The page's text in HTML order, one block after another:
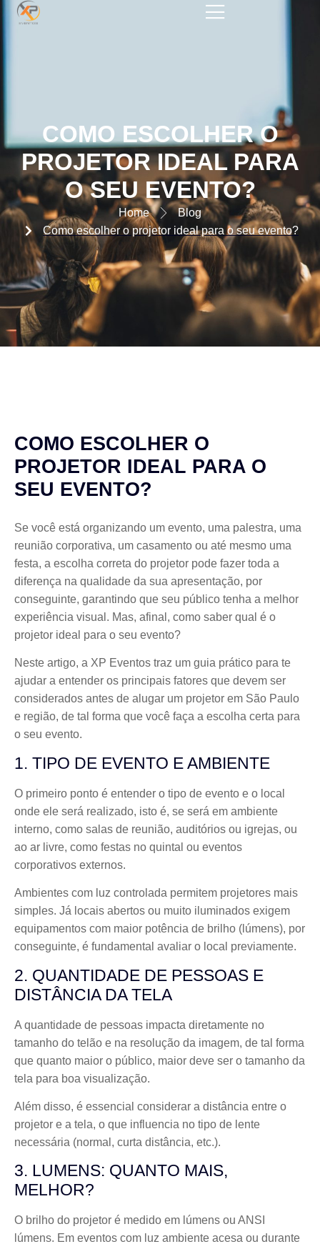
COMO ESCOLHER O
PROJETOR IDEAL PARA
O SEU EVENTO?​
Home
Blog
Como escolher o projetor ideal para o seu evento?
COMO ESCOLHER O
PROJETOR IDEAL PARA O
SEU EVENTO?
Se você está organizando um evento, uma palestra, uma
reunião corporativa, um casamento ou até mesmo uma
festa, a escolha correta do projetor pode fazer toda a
diferença na qualidade da sua apresentação, por
conseguinte, garantindo que seu público tenha a melhor
experiência visual. Mas, afinal, como saber qual é o
projetor ideal para o seu evento?
Neste artigo, a XP Eventos traz um guia prático para te
ajudar a entender os principais fatores que devem ser
considerados antes de alugar um projetor em São Paulo
e região, de tal forma que você faça a escolha certa para
o seu evento.
1. TIPO DE EVENTO E AMBIENTE
O primeiro ponto é entender o tipo de evento e o local
onde ele será realizado, isto é, se será em ambiente
interno, como salas de reunião, auditórios ou igrejas, ou
ao ar livre, como festas no quintal ou eventos
corporativos externos.
Ambientes com luz controlada permitem projetores mais
simples. Já locais abertos ou muito iluminados exigem
equipamentos com maior potência de brilho (lúmens), por
conseguinte, é fundamental avaliar o local previamente.
2. QUANTIDADE DE PESSOAS E
DISTÂNCIA DA TELA
A quantidade de pessoas impacta diretamente no
tamanho do telão e na resolução da imagem, de tal forma
que quanto maior o público, maior deve ser o tamanho da
tela para boa visualização.
Além disso, é essencial considerar a distância entre o
projetor e a tela, o que influencia no tipo de lente
necessária (normal, curta distância, etc.).
3. LUMENS: QUANTO MAIS,
MELHOR?
O brilho do projetor é medido em lúmens ou ANSI
lúmens. Em eventos com luz ambiente acesa ou durante